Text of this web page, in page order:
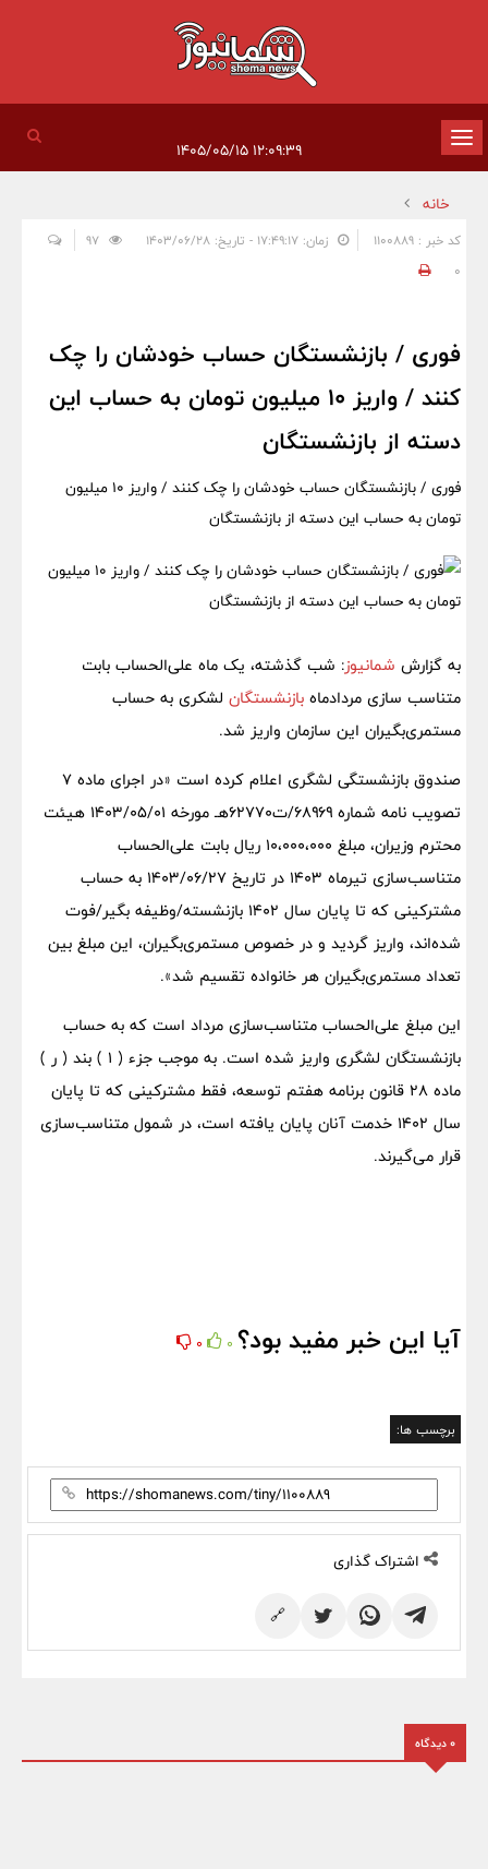
تغییر
وضعیت
ناوبری
خانه
کد خبر : 1100889 زمان: ۱۷:۴۹:۱۷ - تاریخ: ۱۴۰۳/۰۶/۲۸
0
فوری / بازنشستگان حساب خودشان را چک
کنند / واریز 10 میلیون تومان به حساب این
دسته از بازنشستگان
فوری / بازنشستگان حساب خودشان را چک کنند / واریز 10 میلیون
تومان به حساب این دسته از بازنشستگان
به گزارش شمانیوز: شب گذشته، یک ماه علی‌الحساب بابت
متناسب سازی مردادماه بازنشستگان لشکری به حساب
مستمری‌بگیران این سازمان واریز شد.
صندوق بازنشستگی لشگری اعلام کرده است «در اجرای ماده ۷
تصویب نامه شماره ۶۸۹۶۹/ت۶۲۷۷۰هـ مورخه ۱۴۰۳/۰۵/۰۱ هیئت
محترم وزیران، مبلغ ۱۰،۰۰۰،۰۰۰ ریال بابت علی‌الحساب
متناسب‌سازی تیرماه ۱۴۰۳ در تاریخ ۱۴۰۳/۰۶/۲۷ به حساب
مشترکینی که تا پایان سال ۱۴۰۲ بازنشسته/وظیفه بگیر/فوت
شده‌اند، واریز گردید و در خصوص مستمری‌بگیران، این مبلغ بین
تعداد مستمری‌بگیران هر خانواده تقسیم شد».
این مبلغ علی‌الحساب متناسب‌سازی مرداد است که به حساب
بازنشستگان لشگری واریز شده است. به موجب جزء ( ۱ ) بند ( ر )
ماده ۲۸ قانون برنامه هفتم توسعه، فقط مشترکینی که تا پایان
سال ۱۴۰۲ خدمت آنان پایان یافته است، در شمول متناسب‌سازی
قرار می‌گیرند.
آیا این خبر مفید بود؟ 0
0
برچسب ها:
اشتراک گذاری
🔗
0 دیدگاه